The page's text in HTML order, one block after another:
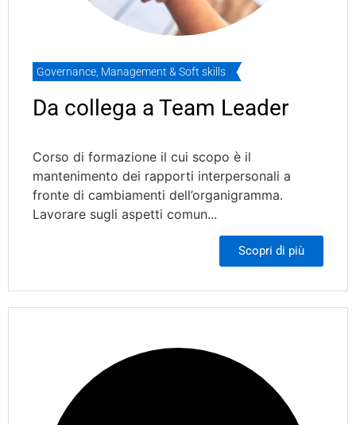
Governance Management & Soft skills
Da collega a Team Leader
Corso di formazione il cui scopo è il
mantenimento dei rapporti interpersonali a
fronte di cambiamenti dell’organigramma.
Lavorare sugli aspetti comun...
Scopri di più